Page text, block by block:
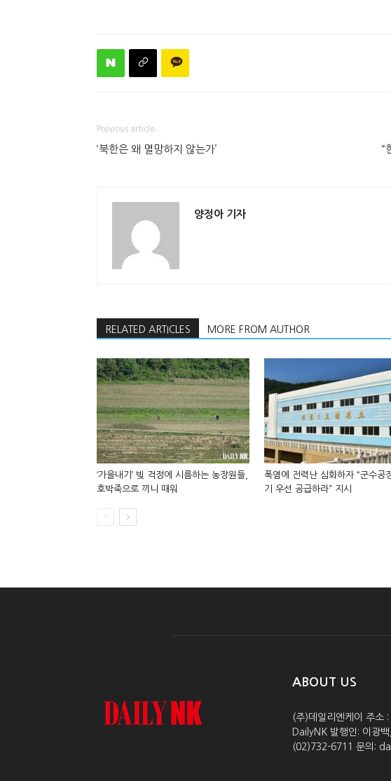
Previous article
‘북한은 왜 멸망하지 않는가’ “
양정아 기자
RELATED ARTICLES MORE FROM AUTHOR
‘가을내기’ 빚 걱정에 시름하는 농장원들,
호박죽으로 끼니 때워
폭염에 전력난 심화하자 “군수공
기 우선 공급하라” 지시
ABOUT US
(주)데일리엔케이 주소
DailyNK 발행인: 이광
(02)732-6711 문의: